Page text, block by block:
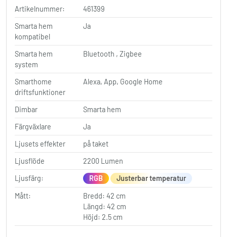
Artikelnummer:
461399
Smarta hem
kompatibel
Ja
Smarta hem
system
Bluetooth , Zigbee
Smarthome
driftsfunktioner
Alexa, App, Google Home
Dimbar
Smarta hem
Färgväxlare
Ja
Ljusets effekter
på taket
Ljusflöde
2200 Lumen
Ljusfärg:
RGB Justerbar temperatur
Mått:
Bredd: 42 cm
Längd: 42 cm
Höjd: 2.5 cm